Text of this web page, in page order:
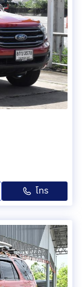
โทร